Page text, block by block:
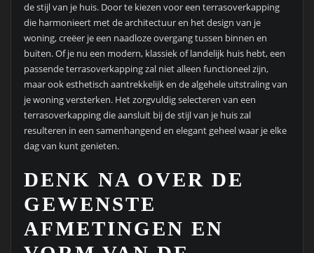
de stijl van je huis. Door te kiezen voor een terrasoverkapping
die harmonieert met de architectuur en het design van je
woning, creëer je een naadloze overgang tussen binnen en
buiten. Of je nu een modern, klassiek of landelijk huis hebt, een
passende terrasoverkapping zal niet alleen functioneel zijn,
maar ook esthetisch aantrekkelijk en de algehele uitstraling van
je woning versterken. Het zorgvuldig selecteren van een
terrasoverkapping die aansluit bij de stijl van je huis zal
resulteren in een samenhangend en elegant geheel waar je elke
dag van kunt genieten.
DENK NA OVER DE
GEWENSTE
AFMETINGEN EN